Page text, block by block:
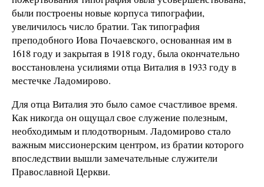
были построены новые корпуса типографии,
увеличилось число братии. Так типография
преподобного Иова Почаевского, основанная им в
1618 году и закрытая в 1918 году, была окончательно
восстановлена усилиями отца Виталия в 1933 году в
местечке Ладомирово.
Для отца Виталия это было самое счастливое время.
Как никогда он ощущал свое служение полезным,
необходимым и плодотворным. Ладомирово стало
важным миссионерским центром, из братии которого
впоследствии вышли замечательные служители
Православной Церкви.